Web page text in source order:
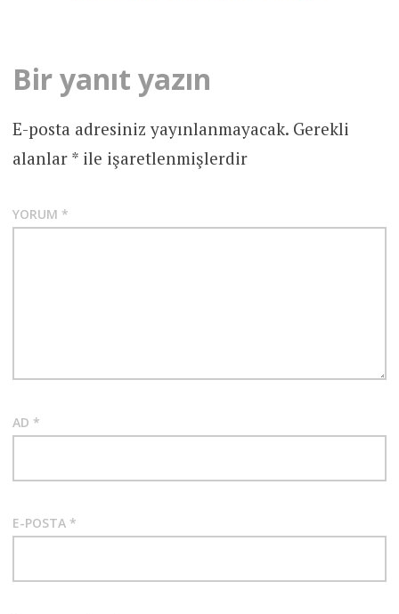
Bir yanıt yazın
E-posta adresiniz yayınlanmayacak. Gerekli
alanlar *ile işaretlenmişlerdir
YORUM *
AD *
E-POSTA *